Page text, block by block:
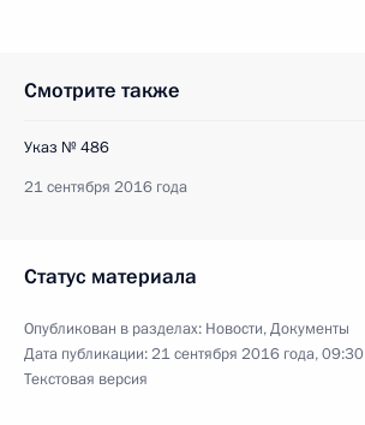
Смотрите также
Указ № 486
21 сентября 2016 года
Статус материала
Опубликован в разделах: Новости,Документы
Дата публикации:21 сентября 2016 года, 09:30
Текстовая версия